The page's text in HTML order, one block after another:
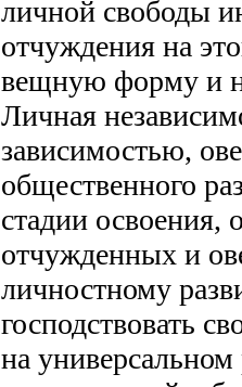
личной свободы
отчуждения на
вещную форму и
Личная
зависимостью,
общественного
стадии освоения,
отчужденных и
личностному
господствовать
на